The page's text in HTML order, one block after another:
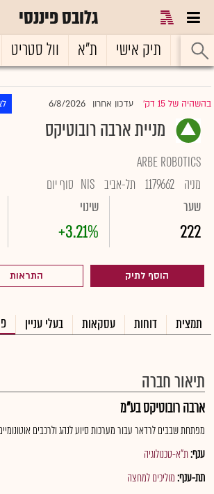
גלובס פיננסי
ראשי תיק אישי ת"א וול סטריט
בהשהיה של 15 דק' |עדכון אחרון 6/8/2026
מניית ארבה רובוטיקס
ARBE ROBOTICS
מניה 1179662 תל-אביב NIS סוף יום
שער
222
שינוי
+3.21%
הוסף לתיק התראות
תמצית דוחות עסקאות בעלי עניין
תיאור חברה
ארבה רובוטיקס בע"מ
מפתחת שבבים לרדאר עבור מערכות סיוע לנהג ולרכבים
ענף:ת"א-טכנולוגיה
תת-ענף:מוליכים למחצה